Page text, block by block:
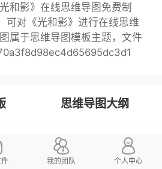
和影》在线思维导图免费制
可对《光和影》进行在线思维
属于思维导图模板主题，文件
思维导图大纲
图
我的团队 个人中心